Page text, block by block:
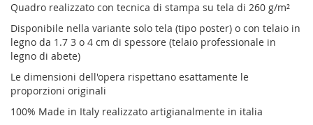
Quadro realizzato con tecnica di stampa su tela di 260 g/m²
Disponibile nella variante solo tela (tipo poster) o con telaio in
legno da 1.7 3 o 4 cm di spessore (telaio professionale in
legno di abete)
Le dimensioni dell'opera rispettano esattamente le
proporzioni originali
100% Made in Italy realizzato artigianalmente in italia